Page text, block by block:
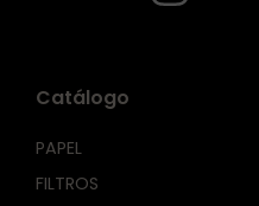
Catálogo
PAPEL
FILTROS